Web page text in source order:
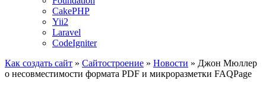
CakePHP
Yii2
Laravel
CodeIgniter
Как создать сайт » Сайтостроение » Новости » Джон Мюллер
о несовместимости формата PDF и микроразметки FAQPage